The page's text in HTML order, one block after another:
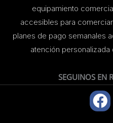
equipamiento
accesibles para
planes de pago semanales
atención
SEGUINOS EN
F
a